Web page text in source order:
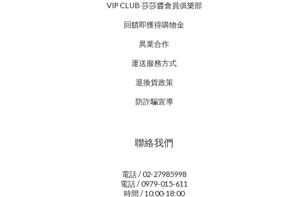
VIP CLUB 莎莎醬會員俱樂部
回饋即獲得購物金
異業合作
運送服務方式
退換貨政策
防詐騙宣導
聯絡我們
電話 / 02-27985998
電話 / 0979-015-611
時間 / 10:00-18:00